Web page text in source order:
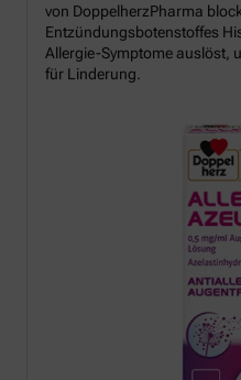
von DoppelherzPharma
Entzündungsbotenstoffes
Allergie-Symptome auslöst,
für Linderung.